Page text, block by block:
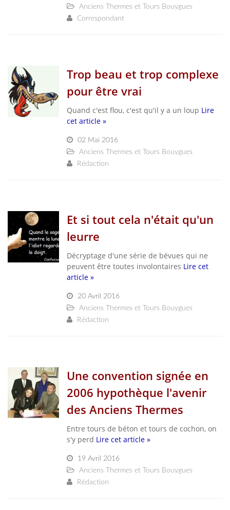
Anciens Thermes et Tours Bouygues
Correspondant
Trop beau et trop complexe
pour être vrai
Quand c'est flou, c'est qu'il y a un loup Lire
cet article »
02 Mai 2016
Anciens Thermes et Tours Bouygues
Rédaction
Et si tout cela n'était qu'un
leurre
Décryptage d'une série de bévues qui ne
peuvent être toutes involontaires Lire cet
article »
20 Avril 2016
Anciens Thermes et Tours Bouygues
Rédaction
Une convention signée en
2006 hypothèque l'avenir
des Anciens Thermes
Entre tours de béton et tours de cochon, on
s'y perd Lire cet article »
19 Avril 2016
Anciens Thermes et Tours Bouygues
Rédaction